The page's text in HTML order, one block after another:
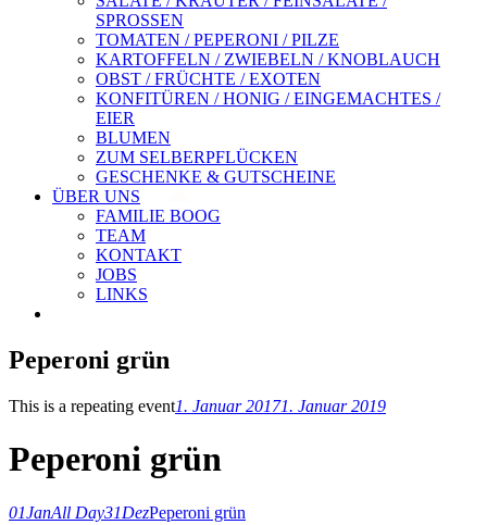
SPROSSEN
TOMATEN / PEPERONI / PILZE
KARTOFFELN / ZWIEBELN / KNOBLAUCH
OBST / FRÜCHTE / EXOTEN
KONFITÜREN / HONIG / EINGEMACHTES /
EIER
BLUMEN
ZUM SELBERPFLÜCKEN
GESCHENKE & GUTSCHEINE
ÜBER UNS
FAMILIE BOOG
TEAM
KONTAKT
JOBS
LINKS
Peperoni grün
This is a repeating event1. Januar 20171. Januar 2019
Peperoni grün
01JanAll Day31DezPeperoni grün